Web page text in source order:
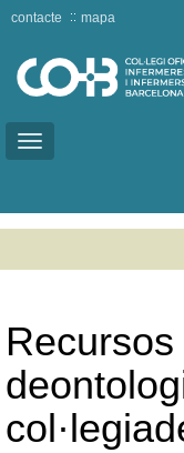
Toggle
contacte mapa